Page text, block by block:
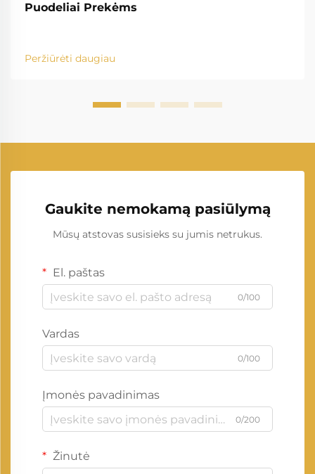
Puodeliai Prekėms
Peržiūrėti daugiau
Gaukite nemokamą pasiūlymą
Mūsų atstovas susisieks su jumis netrukus.
El. paštas
0/100
Vardas
0/100
Įmonės pavadinimas
0/200
Žinutė